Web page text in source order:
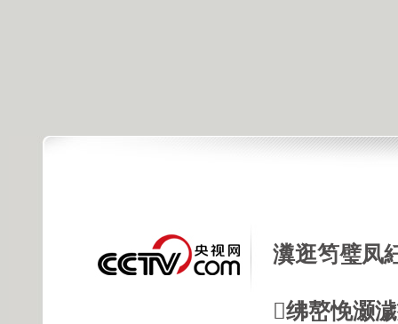
瀵逛笉璧凤
绋嶅悗灏